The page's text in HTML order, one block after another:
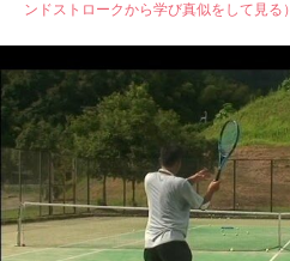
ンドストロークから学び真似をして見る）